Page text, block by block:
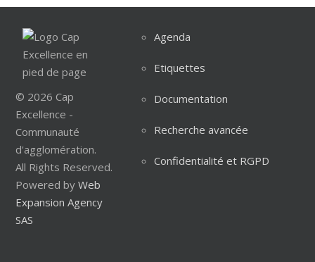
© 2026 Cap
Excellence -
Communauté
d'agglomération.
All Rights Reserved.
Powered by Web
Expansion Agency
SAS
Agenda
Etiquettes
Documentation
Recherche avancée
Confidentialité et RGPD